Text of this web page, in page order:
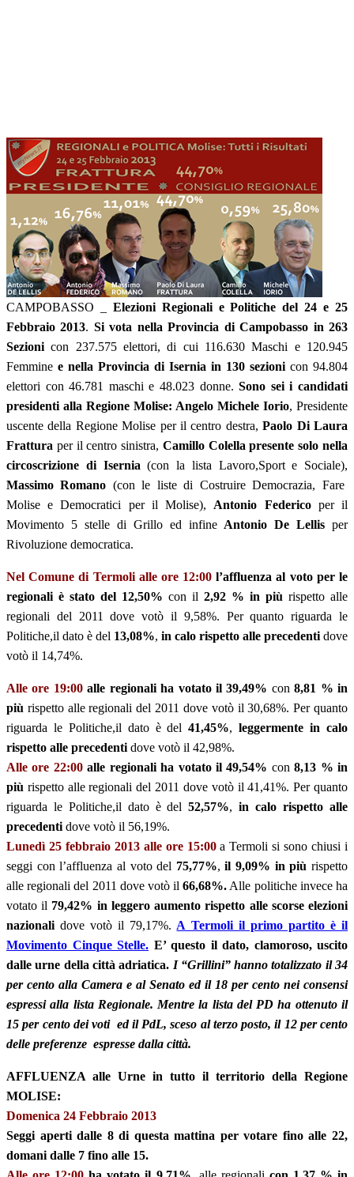
CAMPOBASSO _ Elezioni Regionali e Politiche del 24 e 25
Febbraio 2013. Si vota nella Provincia di Campobasso in 263
Sezioni con 237.575 elettori, di cui 116.630 Maschi e 120.945
Femmine e nella Provincia di Isernia in 130 sezioni con 94.804
elettori con 46.781 maschi e 48.023 donne. Sono sei i candidati
presidenti alla Regione Molise: Angelo Michele Iorio, Presidente
uscente della Regione Molise per il centro destra,Paolo Di Laura
Frattura per il centro sinistra, Camillo Colella presente solo nella
circoscrizione di Isernia(con la lista Lavoro,Sport e Sociale),
Massimo Romano (con le liste di Costruire Democrazia, Fare
Molise e Democratici per il Molise), Antonio Federicoper il
Movimento 5 stelle di Grillo ed infine Antonio De Lellis per
Rivoluzione democratica.
Nel Comune di Termoli alle ore 12:00l’affluenza al voto per le
regionali è stato del 12,50% con il 2,92 % in più rispetto alle
regionali del 2011 dove votò il 9,58%. Per quanto riguarda le
Politiche,il dato è del 13,08%, in calo rispetto alle precedenti dove
votò il 14,74%.
Alle ore 19:00alle regionali ha votato il 39,49% con8,81 % in
più rispetto alle regionali del 2011 dove votò il 30,68%. Per quanto
riguarda le Politiche,il dato è del41,45%,leggermente in calo
rispetto alle precedenti dove votò il 42,98%.
Alle ore 22:00alle regionali ha votato il 49,54% con8,13 % in
più rispetto alle regionali del 2011 dove votò il 41,41%. Per quanto
riguarda le Politiche,il dato è del52,57%,in calo rispetto alle
precedenti dove votò il 56,19%.
Lunedì 25 febbraio 2013 alle ore 15:00a Termoli si sono chiusi i
seggi con l’affluenza al voto del 75,77%,il 9,09% in più rispetto
alle regionali del 2011 dove votò il66,68%. Alle politiche invece ha
votato il 79,42% in leggero aumento rispetto alle scorse elezioni
nazionali dove votò il 79,17%. A Termoli il primo partito è il
Movimento Cinque Stelle. E’ questo il dato, clamoroso, uscito
dalle urne della città adriatica. I “Grillini” hanno totalizzato il 34
per cento alla Camera e al Senato ed il 18 per cento nei consensi
espressi alla lista Regionale. Mentre la lista del PD ha ottenuto il
15 per cento dei voti ed il PdL, sceso al terzo posto, il 12 per cento
delle preferenze espresse dalla città.
AFFLUENZA alle Urne in tutto il territorio della Regione
MOLISE:
Domenica 24 Febbraio 2013
Seggi aperti dalle 8 di questa mattina per votare fino alle 22,
domani dalle 7 fino alle 15.